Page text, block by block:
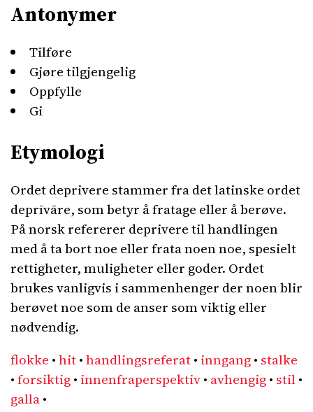
Antonymer
Tilføre
Gjøre tilgjengelig
Oppfylle
Gi
Etymologi
Ordet deprivere stammer fra det latinske ordet
deprīvāre, som betyr å fratage eller å berøve.
På norsk refererer deprivere til handlingen
med å ta bort noe eller frata noen noe, spesielt
rettigheter, muligheter eller goder. Ordet
brukes vanligvis i sammenhenger der noen blir
berøvet noe som de anser som viktig eller
nødvendig.
flokke •hit•handlingsreferat• inngang• stalke
•forsiktig• innenfraperspektiv• avhengig• stil•
galla•